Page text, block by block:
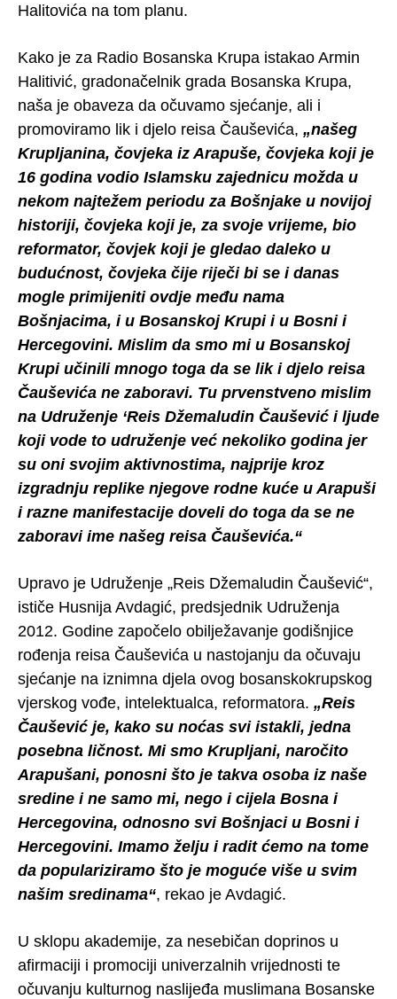
Halitovića na tom planu.
Kako je za Radio Bosanska Krupa istakao Armin
Halitivić, gradonačelnik grada Bosanska Krupa,
naša je obaveza da očuvamo sjećanje, ali i
promoviramo lik i djelo reisa Čauševića, „našeg
Krupljanina, čovjeka iz Arapuše, čovjeka koji je
16 godina vodio Islamsku zajednicu možda u
nekom najtežem periodu za Bošnjake u novijoj
historiji, čovjeka koji je, za svoje vrijeme, bio
reformator, čovjek koji je gledao daleko u
budućnost, čovjeka čije riječi bi se i danas
mogle primijeniti ovdje među nama
Bošnjacima, i u Bosanskoj Krupi i u Bosni i
Hercegovini. Mislim da smo mi u Bosanskoj
Krupi učinili mnogo toga da se lik i djelo reisa
Čauševića ne zaboravi. Tu prvenstveno mislim
na Udruženje ‘Reis Džemaludin Čaušević i ljude
koji vode to udruženje već nekoliko godina jer
su oni svojim aktivnostima, najprije kroz
izgradnju replike njegove rodne kuće u Arapuši
i razne manifestacije doveli do toga da se ne
zaboravi ime našeg reisa Čauševića.“
Upravo je Udruženje „Reis Džemaludin Čaušević“,
ističe Husnija Avdagić, predsjednik Udruženja
2012. Godine započelo obilježavanje godišnjice
rođenja reisa Čauševića u nastojanju da očuvaju
sjećanje na iznimna djela ovog bosanskokrupskog
vjerskog vođe, intelektualca, reformatora. „Reis
Čaušević je, kako su noćas svi istakli, jedna
posebna ličnost. Mi smo Krupljani, naročito
Arapušani, ponosni što je takva osoba iz naše
sredine i ne samo mi, nego i cijela Bosna i
Hercegovina, odnosno svi Bošnjaci u Bosni i
Hercegovini. Imamo želju i radit ćemo na tome
da populariziramo što je moguće više u svim
našim sredinama“, rekao je Avdagić.
U sklopu akademije, za nesebičan doprinos u
afirmaciji i promociji univerzalnih vrijednosti te
očuvanju kulturnog naslijeđa muslimana Bosanske